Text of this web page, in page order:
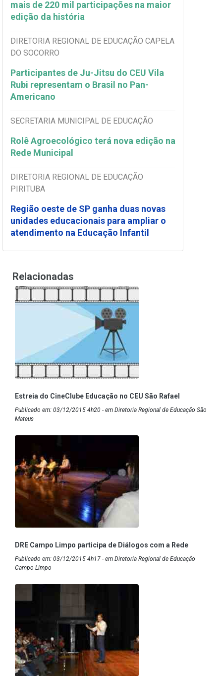
mais de 220 mil participações na maior
edição da história
DIRETORIA REGIONAL DE EDUCAÇÃO CAPELA
DO SOCORRO
Participantes de Ju-Jitsu do CEU Vila
Rubi representam o Brasil no Pan-
Americano
SECRETARIA MUNICIPAL DE EDUCAÇÃO
Rolê Agroecológico terá nova edição na
Rede Municipal
DIRETORIA REGIONAL DE EDUCAÇÃO
PIRITUBA
Região oeste de SP ganha duas novas
unidades educacionais para ampliar o
atendimento na Educação Infantil
Relacionadas
Estreia do CineClube Educação no CEU São Rafael
Publicado em: 03/12/2015 4h20 - em Diretoria Regional de Educação São
Mateus
DRE Campo Limpo participa de Diálogos com a Rede
Publicado em: 03/12/2015 4h17 - em Diretoria Regional de Educação
Campo Limpo